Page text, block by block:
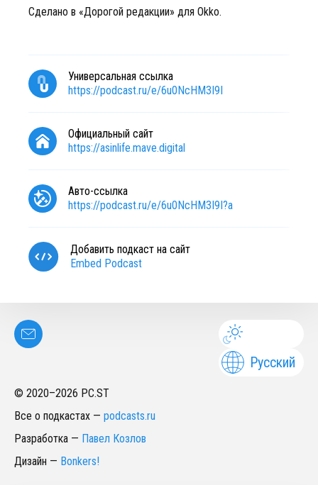
Сделано в «Дорогой редакции» для Okko.
Универсальная ссылка
https://podcast.ru/e/6u0NcHM3I9I
Официальный сайт
https://asinlife.mave.digital
Авто-ссылка
https://podcast.ru/e/6u0NcHM3I9I?a
Добавить подкаст на сайт
Embed Podcast
Русский
© 2020–2026 PC.ST
Все о подкастах — podcasts.ru
Разработка — Павел Козлов
Дизайн — Bonkers!